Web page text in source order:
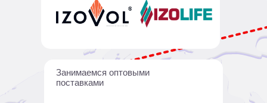
Занимаемся оптовыми
поставками